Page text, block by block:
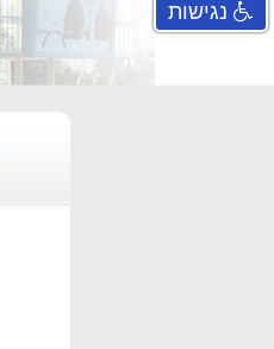
נגישות